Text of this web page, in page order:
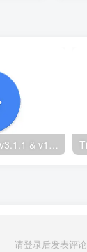
MX Player 播放器 v3.1.1 & v1.86.0纪念版 去广告解锁Pro专业版
请登录后发表评论